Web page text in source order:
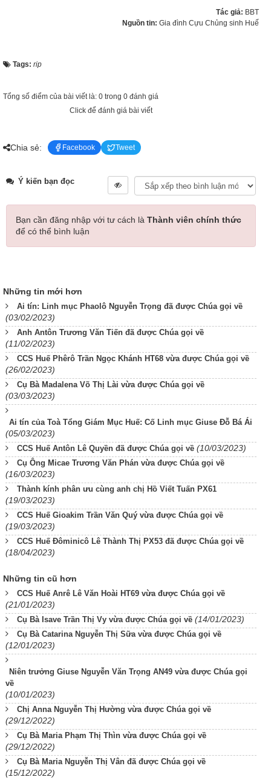
Tác giả: BBT
Nguồn tin: Gia đình Cựu Chủng sinh Huế
Tags: rip
Tổng số điểm của bài viết là: 0 trong 0 đánh giá
Click để đánh giá bài viết
Chia sẻ: Facebook Tweet
Ý kiến bạn đọc
Bạn cần đăng nhập với tư cách là Thành viên chính thức
để có thể bình luận
Những tin mới hơn
Ai tín: Linh mục Phaolô Nguyễn Trọng đã được Chúa gọi về
(03/02/2023)
Anh Antôn Trương Văn Tiến đã được Chúa gọi về
(11/02/2023)
CCS Huế Phêrô Trần Ngọc Khánh HT68 vừa được Chúa gọi về
(26/02/2023)
Cụ Bà Madalena Võ Thị Lài vừa được Chúa gọi về
(03/03/2023)
Ai tín của Toà Tổng Giám Mục Huế: Cố Linh mục Giuse Đỗ Bá Ái
(05/03/2023)
CCS Huế Antôn Lê Quyền đã được Chúa gọi về (10/03/2023)
Cụ Ông Micae Trương Văn Phán vừa được Chúa gọi về
(16/03/2023)
Thành kính phân ưu cùng anh chị Hồ Viết Tuấn PX61
(19/03/2023)
CCS Huế Gioakim Trần Văn Quý vừa được Chúa gọi về
(19/03/2023)
CCS Huế Đôminicô Lê Thành Thị PX53 đã được Chúa gọi về
(18/04/2023)
Những tin cũ hơn
CCS Huế Anrê Lê Văn Hoài HT69 vừa được Chúa gọi về
(21/01/2023)
Cụ Bà Isave Trần Thị Vy vừa được Chúa gọi về (14/01/2023)
Cụ Bà Catarina Nguyễn Thị Sữa vừa được Chúa gọi về
(12/01/2023)
Niên trưởng Giuse Nguyễn Văn Trọng AN49 vừa được Chúa gọi
về
(10/01/2023)
Chị Anna Nguyễn Thị Hường vừa được Chúa gọi về
(29/12/2022)
Cụ Bà Maria Phạm Thị Thìn vừa được Chúa gọi về
(29/12/2022)
Cụ Bà Maria Nguyễn Thị Vân đã được Chúa gọi về
(15/12/2022)